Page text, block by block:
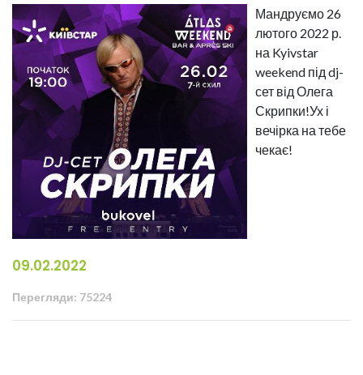
Мандруємо 26
лютого 2022 р.
на Kyivstar
weekend під dj-
сет від Олега
Скрипки!Ух і
вечірка на тебе
чекає!
09.02.2022
Перегляди: 75224